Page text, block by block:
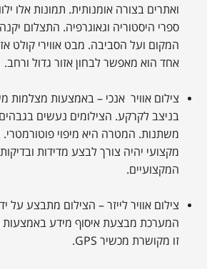
ואתרים בצורה אומנותית. תמונות אלו
ספרי היסטוריה וגאוגרפיה. התצלום
המקום ועל הסביבה. מבט אווירי קולט
אחד הוא מאפשר לבחון אזור גדול ורחב.
צילום אוויר אנכי – באמצעות מצלמות
בניצב לקרקע. הצילומים נעשים בגבהים
משתנות. המטרה היא מיפוי פוטורמטרי.
מקצועי יהיה צורך לבצע מדידות
המקצועיים.
צילום אוויר לייזר – הצילום מתבצע על
המערכת מבצעת איסוף מידע באמצעות
זו מקושרת מכשיר GPS
.